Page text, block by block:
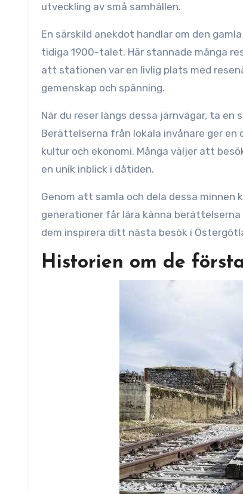
utveckling av små samhällen.
En särskild anekdot handlar om den
tidiga 1900-talet. Här stannade många
att stationen var en livlig plats med
gemenskap och spänning.
När du reser längs dessa järnvägar, ta
Berättelserna från lokala invånare ger
kultur och ekonomi. Många väljer att
en unik inblick i dåtiden.
Genom att samla och dela dessa
generationer får lära känna
dem inspirera ditt nästa besök i
Historien om de